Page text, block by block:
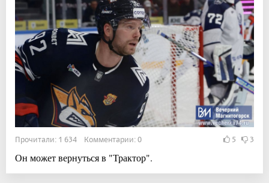
Прочитали: 1 634 Комментарии: 0 5 3
Он может вернуться в "Трактор".